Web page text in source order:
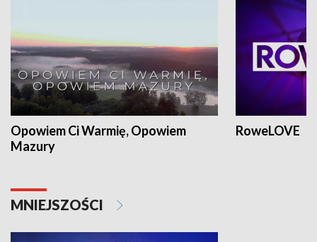
Opowiem Ci Warmię, Opowiem
Mazury
RoweLOVE
MNIEJSZOŚCI